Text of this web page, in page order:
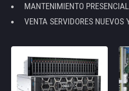
MANTENIMIENTO
VENTA SERVIDORES NUEVOS